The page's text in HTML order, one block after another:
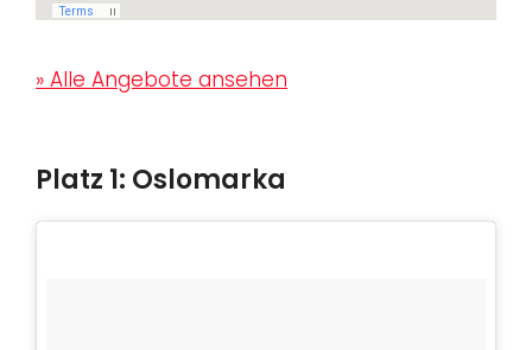
» Alle Angebote ansehen
Platz 1: Oslomarka